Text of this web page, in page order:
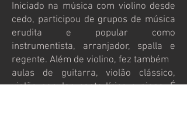
Iniciado na música com violino desde
cedo, participou de grupos de música
erudita e popular como
instrumentista, arranjador, spalla e
regente. Além de violino, fez também
aulas de guitarra, violão clássico,
violão popular, canto lírico e piano. É